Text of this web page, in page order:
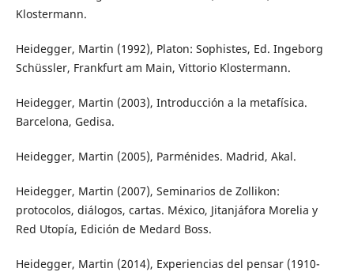
Klostermann.
Heidegger, Martin (1992), Platon: Sophistes, Ed. Ingeborg
Schüssler, Frankfurt am Main, Vittorio Klostermann.
Heidegger, Martin (2003), Introducción a la metafísica.
Barcelona, Gedisa.
Heidegger, Martin (2005), Parménides. Madrid, Akal.
Heidegger, Martin (2007), Seminarios de Zollikon:
protocolos, diálogos, cartas. México, Jitanjáfora Morelia y
Red Utopía, Edición de Medard Boss.
Heidegger, Martin (2014), Experiencias del pensar (1910-